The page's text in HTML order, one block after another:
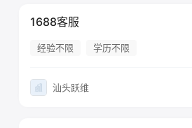
1688客服
经验不限 学历不限
汕头跃维